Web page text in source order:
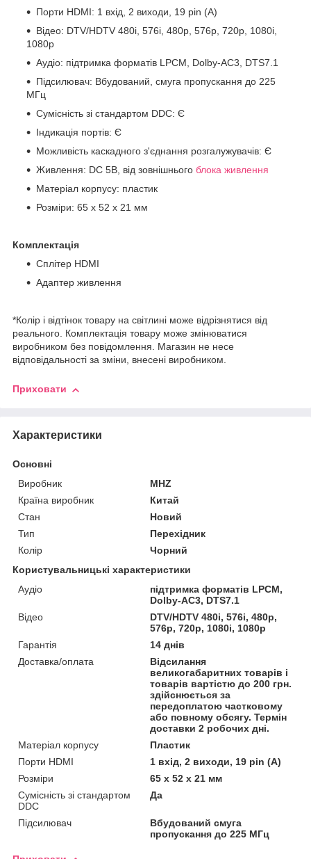
Порти HDMI: 1 вхід, 2 виходи, 19 pin (A)
Відео: DTV/HDTV 480i, 576i, 480p, 576p, 720p, 1080i,
1080p
Аудіо: підтримка форматів LPCM, Dolby-AC3, DTS7.1
Підсилювач: Вбудований, смуга пропускання до 225
МГц
Сумісність зі стандартом DDC: Є
Індикація портів: Є
Можливість каскадного з'єднання розгалужувачів: Є
Живлення: DC 5В, від зовнішнього блока живлення
Матеріал корпусу: пластик
Розміри: 65 x 52 x 21 мм
Комплектація
Сплітер HDMI
Адаптер живлення
*Колір і відтінок товару на світлині може відрізнятися від
реального. Комплектація товару може змінюватися
виробником без повідомлення. Магазин не несе
відповідальності за зміни, внесені виробником.
Приховати
Характеристики
Основні
Виробник
MHZ
Країна виробник
Китай
Стан
Новий
Тип
Перехідник
Колір
Чорний
Користувальницькі характеристики
Аудіо
підтримка форматів LPCM,
Dolby-AC3, DTS7.1
Відео
DTV/HDTV 480i, 576i, 480p,
576p, 720p, 1080i, 1080p
Гарантія
14 днів
Доставка/оплата
Відсилання
великогабаритних товарів і
товарів вартістю до 200 грн.
здійснюється за
передоплатою частковому
або повному обсягу. Термін
доставки 2 робочих дні.
Матеріал корпусу
Пластик
Порти HDMI
1 вхід, 2 виходи, 19 pin (A)
Розміри
65 x 52 x 21 мм
Сумісність зі стандартом
DDC
Да
Підсилювач
Вбудований смуга
пропускання до 225 МГц